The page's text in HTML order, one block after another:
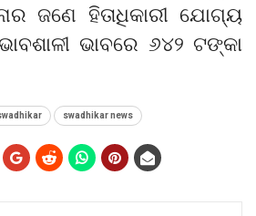
ଜଣେ ହିତାଧିକାରୀ ଯୋଗ୍ୟ
ଭାବରେ ୬୪୨ ଟଙ୍କା
swadhikar news